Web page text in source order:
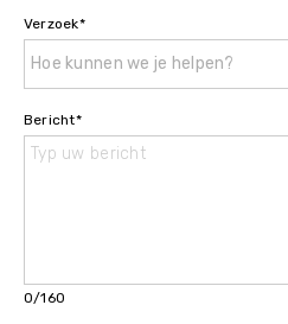
Verzoek*
Hoe kunnen we je helpen?
Bericht*
0/160